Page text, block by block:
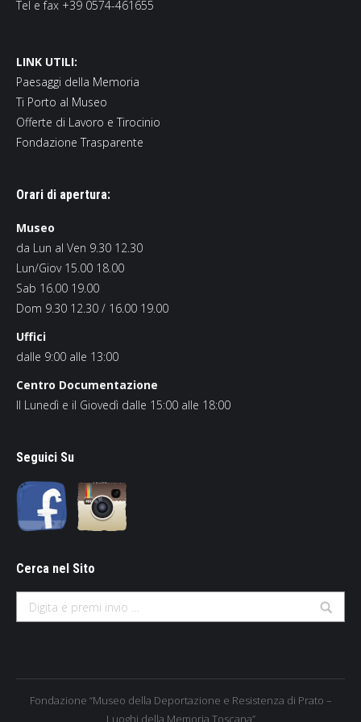
Tel e fax +39 0574-461655
LINK UTILI:
Paesaggi della Memoria
Ti Porto al Museo
Offerte di Lavoro e Tirocinio
Fondazione Trasparente
Orari di apertura:
Museo
da Lun al Ven 9.30 12.30
Lun/Giov 15.00 18.00
Sab 16.00 19.00
Dom 9.30 12.30 / 16.00 19.00
Uffici
dalle 9:00 alle 13:00
Centro Documentazione
Il Lunedì e il Giovedì dalle 15:00 alle 18:00
Seguici Su
Cerca nel Sito
Search:
Fondazione “Museo della Deportazione e Resistenza di Prato –
Luoghi della Memoria Toscana”